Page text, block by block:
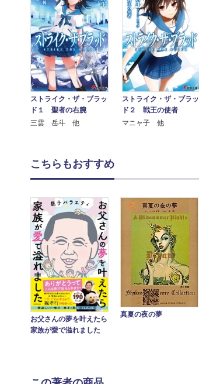
ストライク・ザ・ブラッ
ド１ 聖者の右腕
三雲 岳斗 他
ストライク・ザ・ブラッ
ド２ 戦王の使者
マニャ子 他
こちらもおすすめ
お父さんの夢を叶えたら
家族が愛で溢れました
真夏の夜の夢